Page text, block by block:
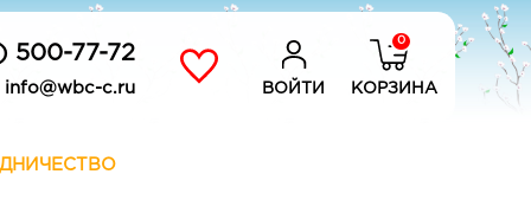
500-77-72
c.ru ВОЙТИ
0
КОРЗИНА